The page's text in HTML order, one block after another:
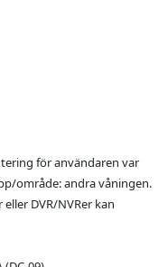
för användaren var
område: andra våningen.
DVR/NVRer kan